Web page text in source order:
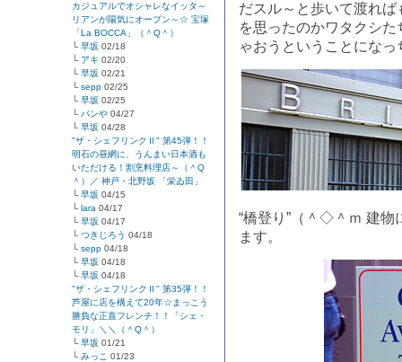
カジュアルでオシャレなイッタ～
リアンが陽気にオープン～☆ 宝塚
「La BOCCA」（＾Q＾）
└ 早坂 02/18
└ アキ 02/20
└ 早坂 02/21
└ sepp 02/25
└ 早坂 02/25
└ パンや 04/27
└ 早坂 04/28
"ザ・シェフリンクⅡ" 第45弾！！
明石の昼網に、うんまい日本酒も
いただける！割烹料理店～（＾Q
＾）／ 神戸・北野坂 「栄ゐ田」
└ 早坂 04/15
└ lara 04/17
└ 早坂 04/17
└ つきじろう 04/18
└ sepp 04/18
└ 早坂 04/18
└ 早坂 04/18
"ザ・シェフリンクⅡ" 第35弾！！
芦屋に店を構えて20年☆まっこう
勝負な正直フレンチ！！「シェ・
モリ」＼＼（＾Q＾）
└ 早坂 01/21
└ みっこ 01/23
だスル～と歩いて渡れ
を思ったのかワタクシ
ゃおうということにな
“橋登り”（＾◇＾ｍ 建物
ます。